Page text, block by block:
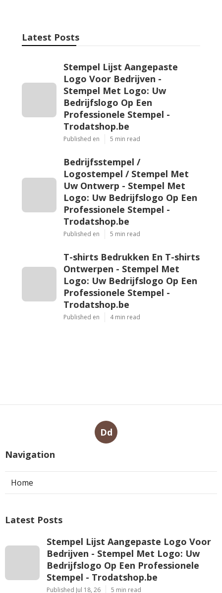
Latest Posts
Stempel Lijst Aangepaste
Logo Voor Bedrijven -
Stempel Met Logo: Uw
Bedrijfslogo Op Een
Professionele Stempel -
Trodatshop.be
Published en 5 min read
Bedrijfsstempel /
Logostempel / Stempel Met
Uw Ontwerp - Stempel Met
Logo: Uw Bedrijfslogo Op Een
Professionele Stempel -
Trodatshop.be
Published en 5 min read
T-shirts Bedrukken En T-shirts
Ontwerpen - Stempel Met
Logo: Uw Bedrijfslogo Op Een
Professionele Stempel -
Trodatshop.be
Published en 4 min read
Dd
Navigation
Home
Latest Posts
Stempel Lijst Aangepaste Logo Voor
Bedrijven - Stempel Met Logo: Uw
Bedrijfslogo Op Een Professionele
Stempel - Trodatshop.be
Published Jul 18, 26 5 min read